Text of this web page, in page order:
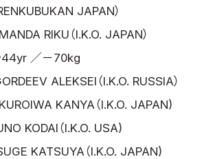
JAPAN）
RIKU（I.K.O. JAPAN）
／－70kg
ALEKSEI（I.K.O. RUSSIA）
KANYA（I.K.O. JAPAN)
KODAI（I.K.O. USA)
KATSUYA（I.K.O. JAPAN)